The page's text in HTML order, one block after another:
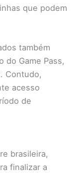
que podem
também
do Game Pass,
Contudo,
acesso
de
brasileira,
finalizar a